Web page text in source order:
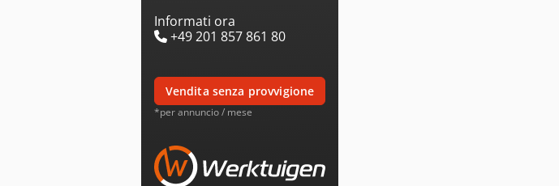
Informati ora
+49 201 857 861 80
vendita senza provvigione
*per annuncio / mese